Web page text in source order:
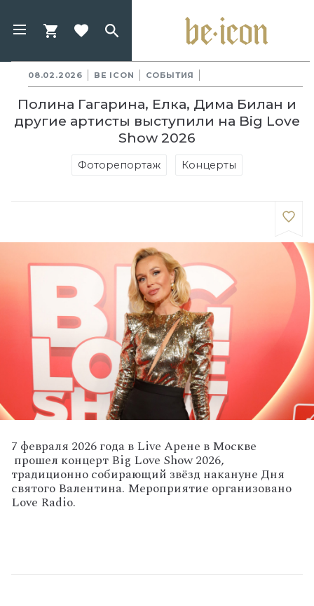
08.02.2026 BE ICON СОБЫТИЯ
Полина Гагарина, Елка, Дима Билан и
другие артисты выступили на Big Love
Show 2026
Фоторепортаж Концерты
7 февраля 2026 года в Live Арене в Москве
прошел концерт Big Love Show 2026,
традиционнособирающий звёзд накануне Дня
святогоВалентина. Мероприятие организовано
Love Radio.